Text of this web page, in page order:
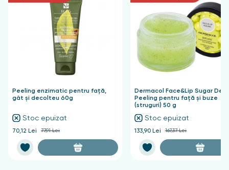
Peeling enzimatic pentru față,
gât și decolteu 60g
Stoc epuizat
70,12 Lei 77,91 Lei
Dermacol Face&Lip Sugar
Peeling pentru față și buze
(struguri) 50 g
Stoc epuizat
133,90 Lei 167,37 Lei